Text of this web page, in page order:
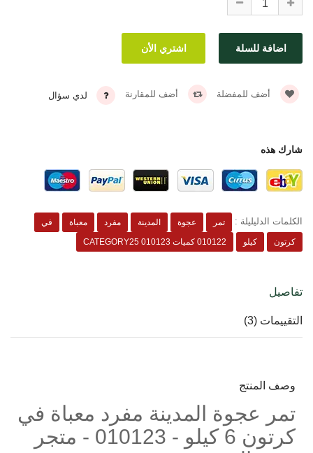
أضف للمفضلة أضف للمقارنة لدي سؤال
شارك هذه
الكلمات الدليليلة : تمر عجوة المدينة مفرد معباة
في
كرتون
كيلو 010122 كميات CATEGORY25 010123
تفاصيل
التقييمات (3)
وصف المنتج
تمر عجوة المدينة مفرد معباة في
كرتون 6 كيلو - 010123 - متجر